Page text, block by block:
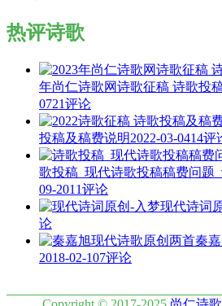
热评诗歌
年尚仁诗歌网诗歌征稿 诗歌投
0721评论
投稿及稿费说明2022-03-0414评
歌投稿_现代诗歌投稿稿费问题
09-2011评论
现代诗词
论
秦
2018-02-107评论